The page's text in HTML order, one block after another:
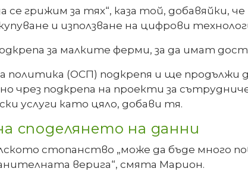
се грижим за тях“, каза той,
и използване на цифрови
за малките ферми, за да имат
политика (ОСП) подкрепя и ще
чрез подкрепа на проекти за
услуги като цяло, добави тя.
споделянето на данни
стопанство „може да бъде много
верига“, смята Марион.